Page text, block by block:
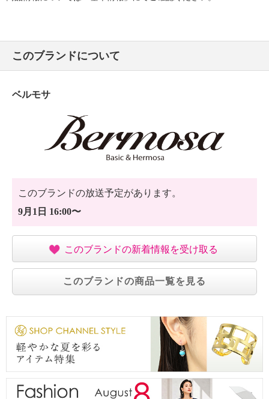
このブランドについて
ベルモサ
このブランドの放送予定があります。
9月1日 16:00〜
このブランドの新着情報を受け取る
このブランドの商品一覧を見る